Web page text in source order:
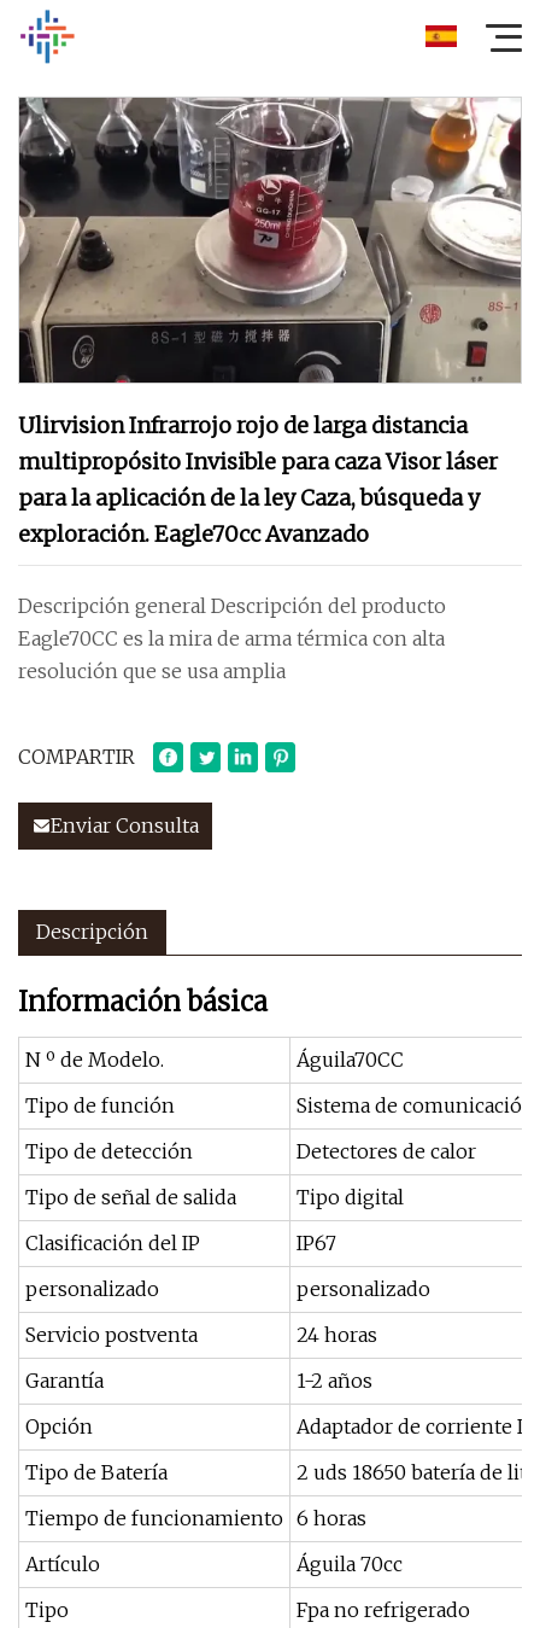
Ulirvision Infrarrojo rojo de larga distancia
multipropósito Invisible para caza Visor láser
para la aplicación de la ley Caza, búsqueda y
exploración. Eagle70cc Avanzado
Descripción general Descripción del producto
Eagle70CC es la mira de arma térmica con alta
resolución que se usa amplia
COMPARTIR
Enviar Consulta
Descripción
Información básica
N º de Modelo.
Águila70CC
Tipo de función
Sistema de
Tipo de detección
Detectores de calor
Tipo de señal de salida
Tipo digital
Clasificación del IP
IP67
personalizado
personalizado
Servicio postventa
24 horas
Garantía
1-2 años
Opción
Adaptador de corriente
Tipo de Batería
2 uds 18650 batería de
Tiempo de funcionamiento 6 horas
Artículo
Águila 70cc
Tipo
Fpa no refrigerado